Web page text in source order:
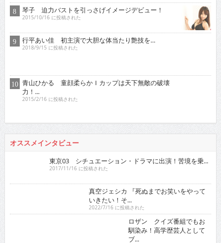
琴子 迫力バストを引っさげイメージデビュー！
2015/10/16 に投稿された
行平あい佳 初主演で大胆な体当たり艶技を…
2018/9/15 に投稿された
力！...
2015/2/16 に投稿された
東京03 シチュエーション・ドラマに出演！苦境を乗...
2017/11/16 に投稿された
真空ジェシカ 『死ぬまでお笑いをやっていきたい！そ...
ロザン クイズ番組でもお馴染み！高学歴芸人として
2009/12/16 に投稿された
有野晋哉 ゲーム・アニメ・漫画・アイド
ルに精通！単...